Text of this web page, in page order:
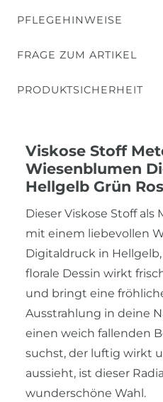
PFLEGEHINWEISE
FRAGE ZUM ARTIKEL
PRODUKTSICHERHEIT
Viskose Stoff
Wiesenblumen
Hellgelb Grün
Dieser Viskose Stoff
mit einem liebevollen
Digitaldruck in Hellgelb,
florale Dessin wirkt
und bringt eine
Ausstrahlung in deine
einen weich fallenden
suchst, der luftig wirkt
aussieht, ist dieser
wunderschöne Wahl.